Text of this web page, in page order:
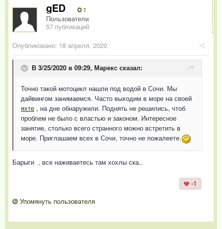
gED 1
Пользователи
57 публикаций
Опубликовано: 18 апреля, 2020
В 3/25/2020 в 09:29, Марекс сказал:
Точно такой мотоцикл нашли под водой в Сочи. Мы
дайвингом занимаемся. Часто выходим в море на своей
яхте , на дне обнаружили. Поднять не решились, чтоб
проблем не было с властью и законом. Интересное
занятие, столько всего странного можно встретить в
море. Приглашаем всех в Сочи, точно не пожалеете.
Барыги , все наживаетесь там хохлы ска..
-1
Упомянуть пользователя